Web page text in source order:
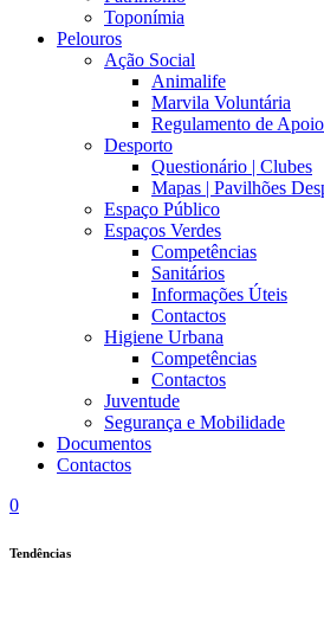
Toponímia
Pelouros
Ação Social
Animalife
Marvila Voluntária
Regulamento de
Desporto
Questionário | Clubes
Mapas | Pavilhões
Espaço Público
Espaços Verdes
Competências
Sanitários
Informações Úteis
Contactos
Higiene Urbana
Competências
Contactos
Juventude
Segurança e Mobilidade
Documentos
Contactos
0
Tendências